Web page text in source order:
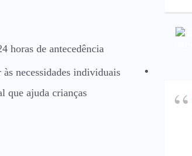
horas de antecedência
necessidades individuais
que ajuda crianças